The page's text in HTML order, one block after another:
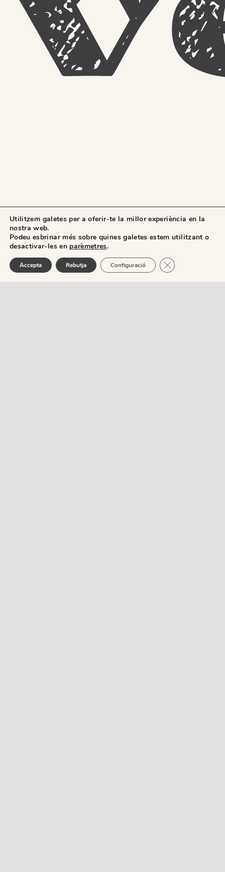
Utilitzem galetes per a oferir-te la millor experiència en la
nostra web.
Podeu esbrinar més sobre quines galetes estem utilitzant o
desactivar-les en parèmetres.
Accepta Rebutja Configuració Tanca el bàner de